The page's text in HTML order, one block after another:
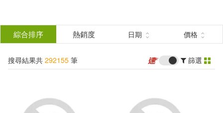
結
分類 (單選)
所有商品(292155)
圖書(186027)
綜合排序 熱銷度 日期 價格
搜尋結果共 292155 筆 篩選